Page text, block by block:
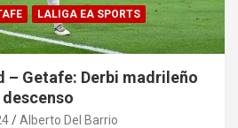
LALIGA EA SPORTS
– Getafe: Derbi madrileño
Alberto Del Barrio